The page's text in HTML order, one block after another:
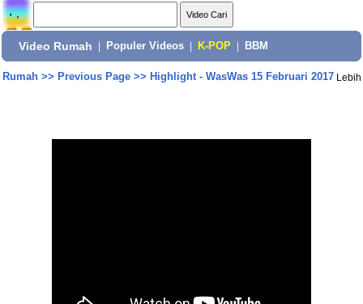
Video Rumah Populer Videos K-POP BBM
Rumah>> Previous Page>> Highlight - WasWas 15 Februari 2017 Lebih